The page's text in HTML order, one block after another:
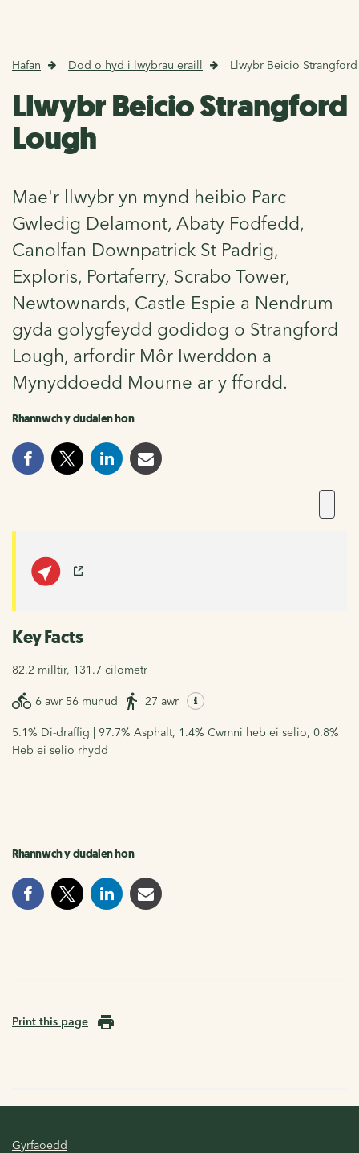
Hafan Dod o hyd i lwybrau eraill Llwybr Beicio
Llwybr Beicio Strangford
Lough
Mae'r llwybr yn mynd heibio Parc
Gwledig Delamont, Abaty Fodfedd,
Canolfan Downpatrick St Padrig,
Exploris, Portaferry, Scrabo Tower,
Newtownards, Castle Espie a Nendrum
gyda golygfeydd godidog o Strangford
Lough, arfordir Môr Iwerddon a
Mynyddoedd Mourne ar y ffordd.
Rhannwch y dudalen hon
Key Facts
82.2 milltir, 131.7 cilometr
6 awr 56 munud 27 awr
5.1% Di-draffig | 97.7% Asphalt, 1.4% Cwmni heb ei selio, 0.8%
Heb ei selio rhydd
Rhannwch y dudalen hon
Print this page
Gyrfaoedd